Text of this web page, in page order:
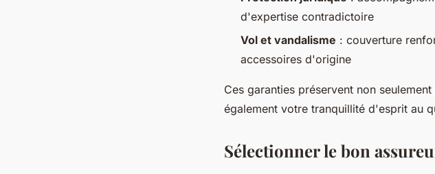
d'expertise contradictoire
Vol et vandalisme : couverture
accessoires d'origine
Ces garanties préservent non
également votre tranquillité d'esprit au
Sélectionner le bon